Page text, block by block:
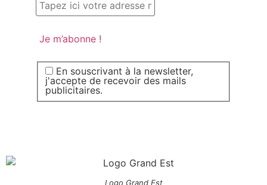
En souscrivant à la newsletter,
j'accepte de recevoir des mails
publicitaires.
Logo Grand Est